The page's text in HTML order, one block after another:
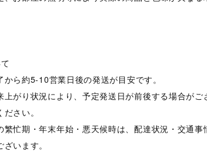
から約5-10営業日後の発送が目安です。
上がり状況により、予定発送日が前後する場合が
さい。
繁忙期・年末年始・悪天候時は、配達状況・交通事
います。